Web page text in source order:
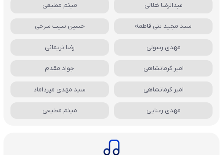
عبدالرضا هلالی میثم مطیعی
سید مجید بنی فاطمه حسین سیب سرخی
مهدی رسولی رضا نریمانی
امیر کرمانشاهی جواد مقدم
امیر کرمانشاهی سید مهدی میرداماد
مهدی رعنایی میثم مطیعی